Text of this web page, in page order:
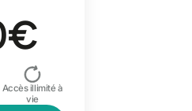
Accès illimité à
vie